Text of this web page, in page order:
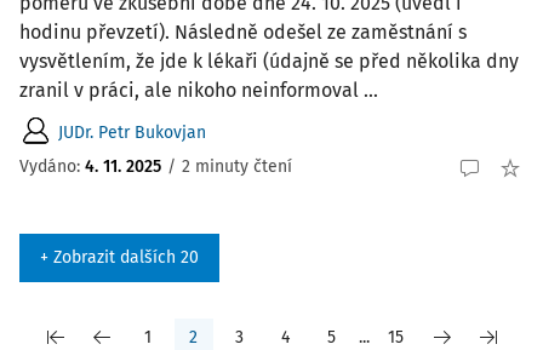
hodinu převzetí). Následně odešel ze zaměstnání s
vysvětlením, že jde k lékaři (údajně se před několika dny
zranil v práci, ale nikoho neinformoval ...
JUDr. Petr Bukovjan
Vydáno: 4. 11. 2025 / 2 minuty čtení
+ Zobrazit dalších 20
1 2 3 4 5 ... 15